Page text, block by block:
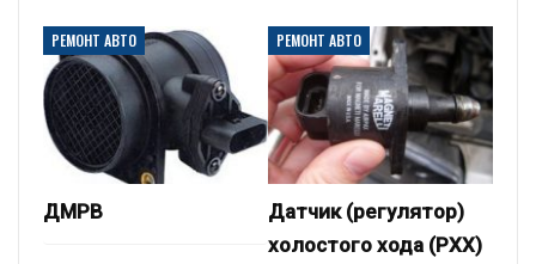
РЕМОНТ АВТО
ДМРВ
РЕМОНТ АВТО
Датчик (регулятор)
холостого хода (РХХ)